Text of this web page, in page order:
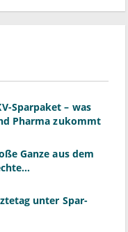
Sparpaket – was
Pharma zukommt
Ganze aus dem
unter Spar-